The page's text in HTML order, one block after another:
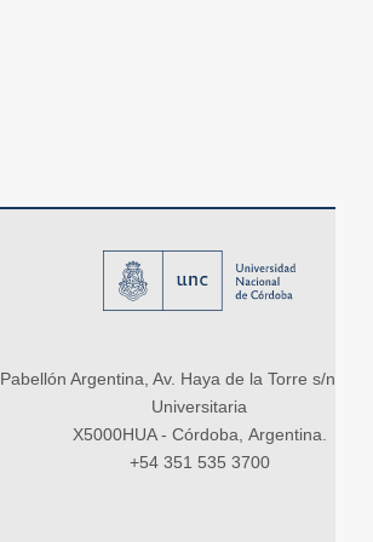
Pabellón Argentina, Av. Haya de la Torre s/n,
Universitaria
X5000HUA - Córdoba, Argentina.
+54 351 535 3700